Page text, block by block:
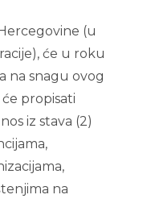
(u
će u roku
na snagu ovog
propisati
iz stava (2)
na